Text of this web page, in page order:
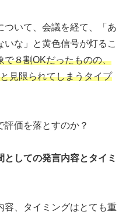
ついて、会議を経て、「あ
いな」と黄色信号が灯るこ
で８割OKだったものの、
見限られてしまうタイプ
評価を落とすのか？
としての発言内容とタイミ
容、タイミングはとても重